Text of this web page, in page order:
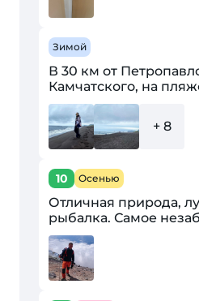
Зимой
В 30 км от
Камчатского, на
есть красивый отель-
KamRelax,
из этого отеля мы и
+ 8
10 Осенью
Отличная природа,
рыбалка. Самое
покорение
Великолепные виды.